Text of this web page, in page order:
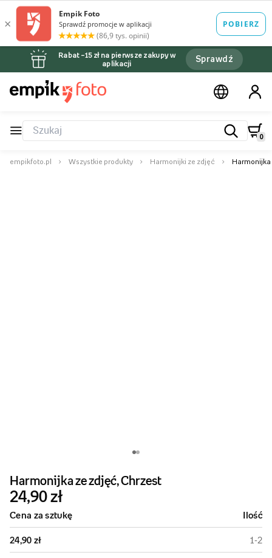
Rabat –15 zł na pierwsze zakupy w
aplikacji
Sprawdź
0
empikfoto.pl Wszystkie produkty Harmonijki ze zdjęć Harmonijka